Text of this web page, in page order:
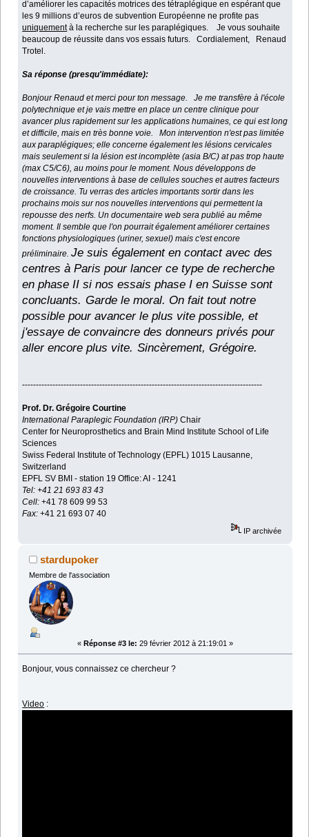
d’améliorer les capacités motrices des tétraplégique en espérant que
les 9 millions d’euros de subvention Européenne ne profite pas
uniquementà la recherche sur les paraplégiques. Je vous souhaite
beaucoup de réussite dans vos essais futurs. Cordialement, Renaud
Trotel.
Sa réponse (presqu'immédiate):
Bonjour Renaud et merci pour ton message.
Je me transfère à l'école
polytechnique et je vais mettre en place un centre clinique pour
avancer plus rapidement sur les applications humaines, ce qui est long
et difficile, mais en très bonne voie.
Mon intervention n'est pas limitée
aux paraplégiques; elle concerne également les lésions cervicales
mais seulement si la lésion est incomplète (asia B/C) at pas trop haute
(max C5/C6), au moins pour le moment. Nous développons de
nouvelles interventions à base de cellules souches et autres facteurs
de croissance. Tu verras des articles importants sortir dans les
prochains mois sur nos nouvelles interventions qui permettent la
repousse des nerfs. Un documentaire web sera publié au même
moment. Il semble que l'on pourrait également améliorer certaines
fonctions physiologiques (uriner, sexuel) mais c'est encore
préliminaire.Je suis également en contact avec des
centres à Paris pour lancer ce type de recherche
en phase II si nos essais phase I en Suisse sont
concluants. Garde le moral. On fait tout notre
possible pour avancer le plus vite possible, et
j'essaye de convaincre des donneurs privés pour
aller encore plus vite. Sincèrement, Grégoire.
---------------------------------------------------------------------------------------
Prof. Dr. Grégoire Courtine
International Paraplegic Foundation (IRP) Chair
Center for Neuroprosthetics and Brain Mind Institute School of Life
Sciences
Swiss Federal Institute of Technology (EPFL) 1015 Lausanne,
Switzerland
EPFL SV BMI - station 19 Office: AI - 1241
Tel: +41 21 693 83 43
Cell: +41 78 609 99 53
Fax: +41 21 693 07 40
IP archivée
stardupoker
Membre de l'association
« Réponse #3 le: 29 février 2012 à 21:19:01 »
Bonjour, vous connaissez ce chercheur ?
Video :